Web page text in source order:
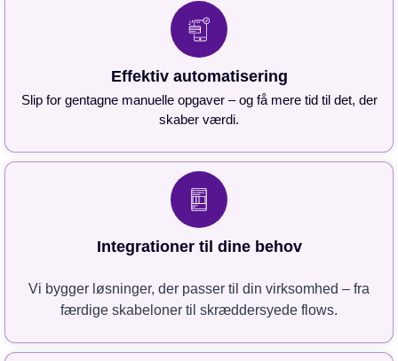
Effektiv automatisering
Slip for gentagne manuelle opgaver – og få mere tid til det, der
skaber værdi.
Integrationer til dine behov
Vi bygger løsninger, der passer til din virksomhed – fra
færdige skabeloner til skræddersyede flows.